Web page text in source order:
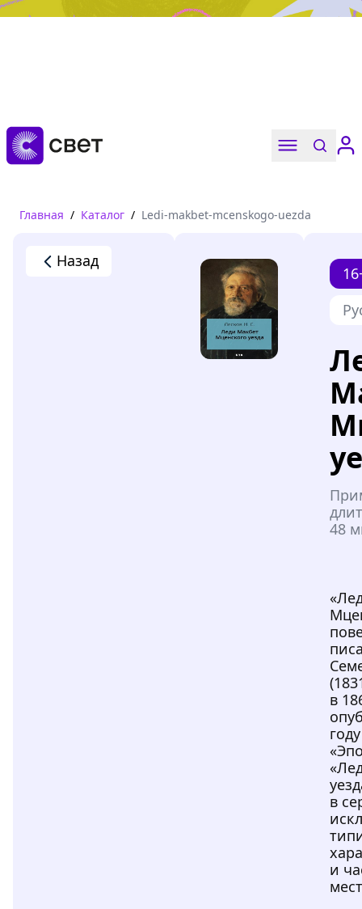
Дружба, любовь, взросление
Читать
Главная / Каталог / Ledi-makbet-mcenskogo-uezda
Назад
48
в
в
и